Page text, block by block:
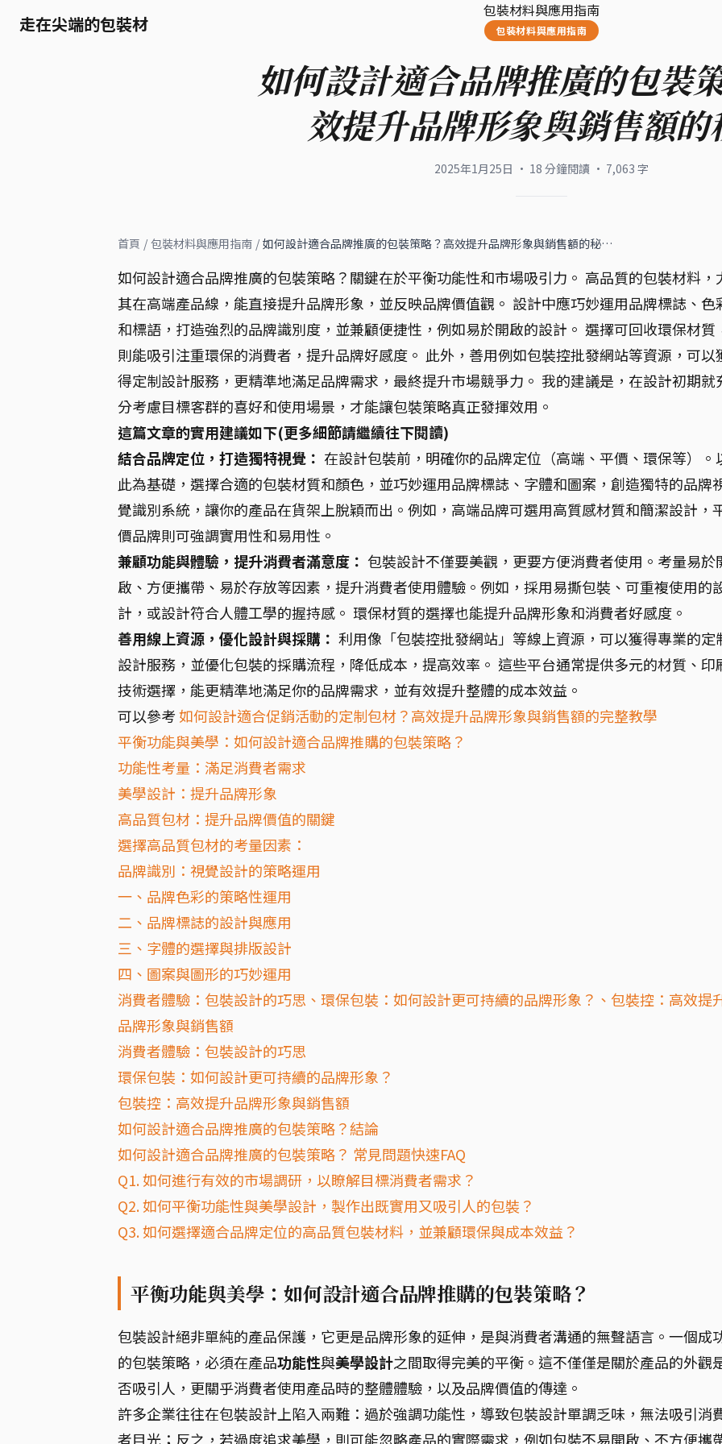
走在尖端的包裝材
包裝材料與應用指南
包裝材料與應用指南
如何設計適合品牌推廣的包裝
效提升品牌形象與銷售額的
2025年1月25日 · 18 分鐘閱讀 · 7,063 字
首頁 / 包裝材料與應用指南 / 如何設計適合品牌推廣的包裝策略？高效提升品牌形象與銷售額的秘…
如何設計適合品牌推廣的包裝策略？關鍵在於平衡功能性和市場吸引力。 高品質的包裝材料，
其在高端產品線，能直接提升品牌形象，並反映品牌價值觀。 設計中應巧妙運用品牌標誌、色
和標語，打造強烈的品牌識別度，並兼顧便捷性，例如易於開啟的設計。 選擇可回收環保材質
則能吸引注重環保的消費者，提升品牌好感度。 此外，善用例如包裝控批發網站等資源，可以
得定制設計服務，更精準地滿足品牌需求，最終提升市場競爭力。 我的建議是，在設計初期就
分考慮目標客群的喜好和使用場景，才能讓包裝策略真正發揮效用。
這篇文章的實用建議如下(更多細節請繼續往下閱讀)
結合品牌定位，打造獨特視覺： 在設計包裝前，明確你的品牌定位（高端、平價、環保等）。
此為基礎，選擇合適的包裝材質和顏色，並巧妙運用品牌標誌、字體和圖案，創造獨特的品牌
覺識別系統，讓你的產品在貨架上脫穎而出。例如，高端品牌可選用高質感材質和簡潔設計，
價品牌則可強調實用性和易用性。
兼顧功能與體驗，提升消費者滿意度： 包裝設計不僅要美觀，更要方便消費者使用。考量易於
啟、方便攜帶、易於存放等因素，提升消費者使用體驗。例如，採用易撕包裝、可重複使用的
計，或設計符合人體工學的握持感。 環保材質的選擇也能提升品牌形象和消費者好感度。
善用線上資源，優化設計與採購： 利用像「包裝控批發網站」等線上資源，可以獲得專業的定
設計服務，並優化包裝的採購流程，降低成本，提高效率。 這些平台通常提供多元的材質、印
技術選擇，能更精準地滿足你的品牌需求，並有效提升整體的成本效益。
可以參考如何設計適合促銷活動的定制包材？高效提升品牌形象與銷售額的完整教學
平衡功能與美學：如何設計適合品牌推購的包裝策略？
功能性考量：滿足消費者需求
美學設計：提升品牌形象
高品質包材：提升品牌價值的關鍵
選擇高品質包材的考量因素：
品牌識別：視覺設計的策略運用
一、品牌色彩的策略性運用
二、品牌標誌的設計與應用
三、字體的選擇與排版設計
四、圖案與圖形的巧妙運用
消費者體驗：包裝設計的巧思、環保包裝：如何設計更可持續的品牌形象？、包裝控：高效提
品牌形象與銷售額
消費者體驗：包裝設計的巧思
環保包裝：如何設計更可持續的品牌形象？
包裝控：高效提升品牌形象與銷售額
如何設計適合品牌推廣的包裝策略？結論
如何設計適合品牌推廣的包裝策略？ 常見問題快速FAQ
Q1. 如何進行有效的市場調研，以瞭解目標消費者需求？
Q2. 如何平衡功能性與美學設計，製作出既實用又吸引人的包裝？
Q3. 如何選擇適合品牌定位的高品質包裝材料，並兼顧環保與成本效益？
平衡功能與美學：如何設計適合品牌推購的包裝策略？
包裝設計絕非單純的產品保護，它更是品牌形象的延伸，是與消費者溝通的無聲語言。一個成
的包裝策略，必須在產品功能性與美學設計之間取得完美的平衡。這不僅僅是關於產品的外觀
否吸引人，更關乎消費者使用產品時的整體體驗，以及品牌價值的傳達。
許多企業往往在包裝設計上陷入兩難：過於強調功能性，導致包裝設計單調乏味，無法吸引消
者目光；反之，若過度追求美學，則可能忽略產品的實際需求，例如包裝不易開啟、不方便攜